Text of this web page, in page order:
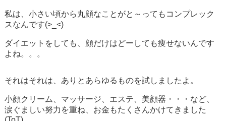
私は、小さい頃から丸顔なことがと～ってもコンプレック
スなんです(>_<)
ダイエットをしても、顔だけはどーしても痩せないんです
よね。。。
それはそれは、ありとあらゆるものを試しましたよ。
小顔クリーム、マッサージ、エステ、美顔器・・・など、
涙ぐましい努力を重ね、お金もたくさんかけてきました